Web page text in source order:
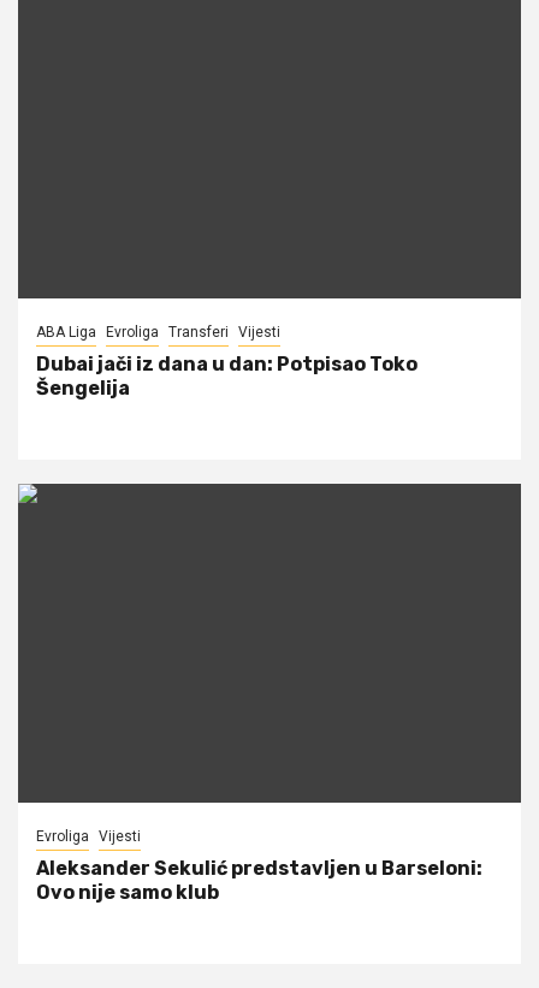
ABA Liga Evroliga Transferi Vijesti
Dubai jači iz dana u dan: Potpisao Toko
Šengelija
Evroliga Vijesti
Aleksander Sekulić predstavljen u Barseloni:
Ovo nije samo klub